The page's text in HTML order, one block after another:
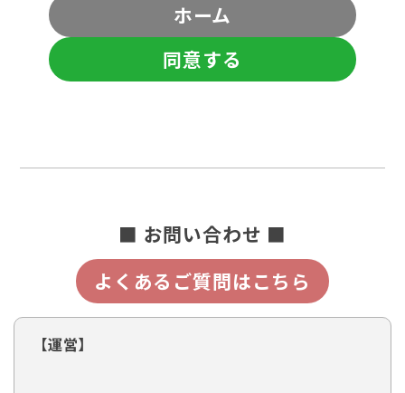
ホーム
同意する
■ お問い合わせ ■
よくあるご質問はこちら
【運営】